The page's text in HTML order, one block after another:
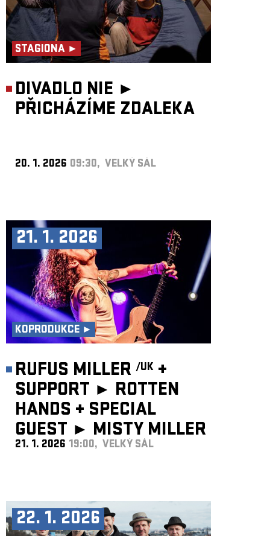
STAGIONA ►
DIVADLO NIE ►
PŘICHÁZÍME ZDALEKA
20. 1. 2026 09:30, VELKÝ SÁL
21. 1. 2026
KOPRODUKCE ►
RUFUS MILLER /UK +
SUPPORT ► ROTTEN
HANDS + SPECIAL
GUEST ► MISTY MILLER
/UK
21. 1. 2026 19:00, VELKÝ SÁL
22. 1. 2026